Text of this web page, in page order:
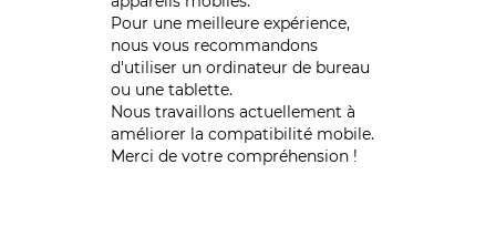
Pour une meilleure expérience,
nous vous recommandons
d'utiliser un ordinateur de bureau
ou une tablette.
Nous travaillons actuellement à
améliorer la compatibilité mobile.
Merci de votre compréhension !